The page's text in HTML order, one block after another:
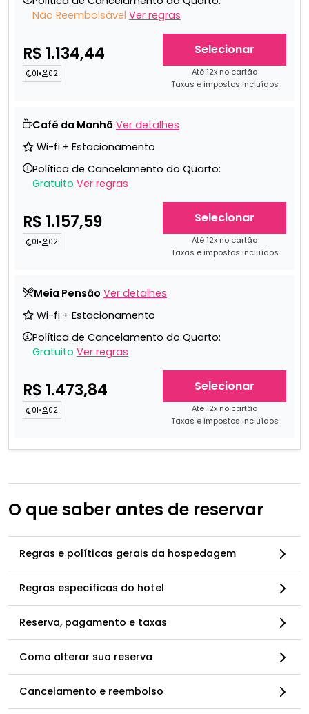
Não Reembolsável Ver regras
R$ 1.134,44
01• 02
Selecionar
Até 12x no cartão
Taxas e impostos incluídos
Café da Manhã Ver detalhes
Wi-fi + Estacionamento
Política de Cancelamento do Quarto:
Gratuito Ver regras
R$ 1.157,59
01• 02
Selecionar
Até 12x no cartão
Taxas e impostos incluídos
Meia Pensão Ver detalhes
Wi-fi + Estacionamento
Política de Cancelamento do Quarto:
Gratuito Ver regras
R$ 1.473,84
01• 02
Selecionar
Até 12x no cartão
Taxas e impostos incluídos
O que saber antes de reservar
Regras e políticas gerais da hospedagem
Regras específicas do hotel
Reserva, pagamento e taxas
Como alterar sua reserva
Cancelamento e reembolso